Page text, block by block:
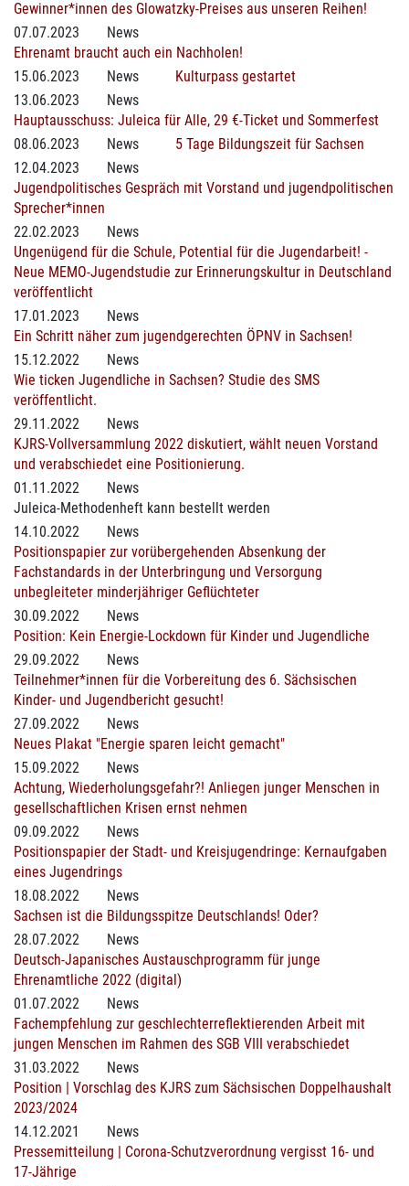
Gewinner*innen des Glowatzky-Preises aus unseren Reihen!
07.07.2023
News
Ehrenamt braucht auch ein Nachholen!
15.06.2023
News
Kulturpass gestartet
13.06.2023
News
Hauptausschuss: Juleica für Alle, 29 €-Ticket und Sommerfest
08.06.2023
News
5 Tage Bildungszeit für Sachsen
12.04.2023
News
Jugendpolitisches Gespräch mit Vorstand und jugendpolitischen
Sprecher*innen
22.02.2023
News
Ungenügend für die Schule, Potential für die Jugendarbeit! -
Neue MEMO-Jugendstudie zur Erinnerungskultur in Deutschland
veröffentlicht
17.01.2023
News
Ein Schritt näher zum jugendgerechten ÖPNV in Sachsen!
15.12.2022
News
Wie ticken Jugendliche in Sachsen? Studie des SMS
veröffentlicht.
29.11.2022
News
KJRS-Vollversammlung 2022 diskutiert, wählt neuen Vorstand
und verabschiedet eine Positionierung.
01.11.2022
News
Juleica-Methodenheft kann bestellt werden
14.10.2022
News
Positionspapier zur vorübergehenden Absenkung der
Fachstandards in der Unterbringung und Versorgung
unbegleiteter minderjähriger Geflüchteter
30.09.2022
News
Position: Kein Energie-Lockdown für Kinder und Jugendliche
29.09.2022
News
Teilnehmer*innen für die Vorbereitung des 6. Sächsischen
Kinder- und Jugendbericht gesucht!
27.09.2022
News
Neues Plakat "Energie sparen leicht gemacht"
15.09.2022
News
Achtung, Wiederholungsgefahr?! Anliegen junger Menschen in
gesellschaftlichen Krisen ernst nehmen
09.09.2022
News
Positionspapier der Stadt- und Kreisjugendringe: Kernaufgaben
eines Jugendrings
18.08.2022
News
Sachsen ist die Bildungsspitze Deutschlands! Oder?
28.07.2022
News
Deutsch-Japanisches Austauschprogramm für junge
Ehrenamtliche 2022 (digital)
01.07.2022
News
Fachempfehlung zur geschlechterreflektierenden Arbeit mit
jungen Menschen im Rahmen des SGB VIII verabschiedet
31.03.2022
News
Position | Vorschlag des KJRS zum Sächsischen Doppelhaushalt
2023/2024
14.12.2021
News
Pressemitteilung | Corona-Schutzverordnung vergisst 16- und
17-Jährige